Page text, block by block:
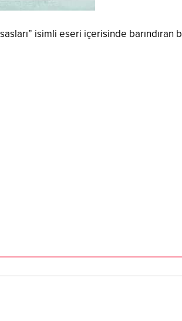
isimli eseri içerisinde